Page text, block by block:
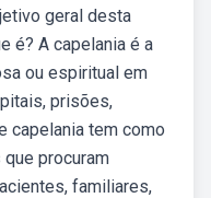
geral desta
é? A capelania é a
ou espiritual em
prisões,
capelania tem como
procuram
familiares,